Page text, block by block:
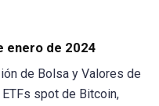
enero de 2024
de Bolsa y Valores de
spot de Bitcoin,